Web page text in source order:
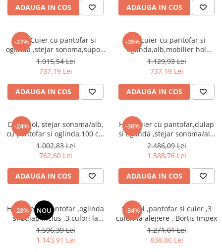
Set mobilier Living
Tabureti
Seturi dormitoare complete
pentru pat
ADAUGA IN COS ADAUGA IN COS
-27%
Hol /Cuier cu pantofar si
oglinda ,stejar sonoma,suport
inclinabil pantofi,mobilier
hol,Bortis
1.015,54 Lei
737,19 Lei
ADAUGA IN COS
-35%
Hol/cuier cu pantofar si
oglinda,alb,mobilier hol
,modern,92 cm lungime,Bortis
1.129,93 Lei
737,19 Lei
ADAUGA IN COS
-24%
Cuier hol, stejar sonoma/alb,
cu pantofar si oglinda,100 cm
lungime, Bortis
1.002,83 Lei
762,60 Lei
ADAUGA IN COS
-36%
Hol /Cuier cu pantofar,dulap
si oglinda ,stejar sonoma/alb
,Bortis Impex
2.486,09 Lei
1.588,76 Lei
ADAUGA IN COS
-28% NOU
Hol/cuier si pantofar ,oglinda
si dulap inclus ,3 culori la
alegere,Bortis Impex
1.596,39 Lei
1.143,91 Lei
-34%
Set hol ,pantofar si cuier ,3
culori la alegere , Bortis Impex
1.271,01 Lei
838,86 Lei